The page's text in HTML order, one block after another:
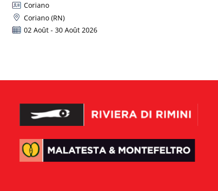
Coriano
Coriano (RN)
02 Août - 30 Août 2026